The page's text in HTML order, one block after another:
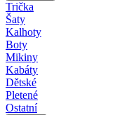
Trička
Šaty
Kalhoty
Boty
Mikiny
Kabáty
Dětské
Pletené
Ostatní